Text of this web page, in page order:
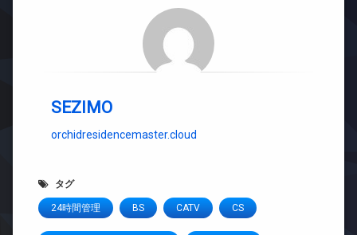
SEZIMO
orchidresidencemaster.cloud
タグ
24時間管理 BS CATV CS